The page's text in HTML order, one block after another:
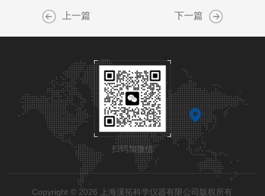
上一篇 下一篇
扫码加微信
Copyright © 2026 上海溪拓科学仪器有限公司版权所有